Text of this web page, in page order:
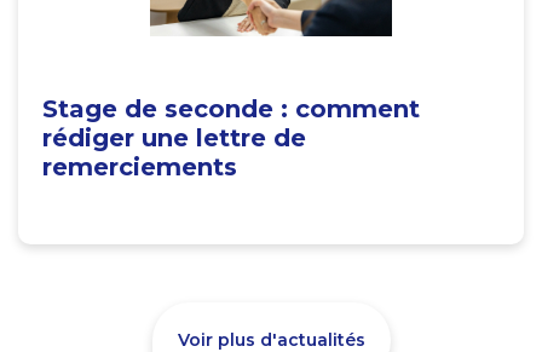
Stage de seconde : comment
rédiger une lettre de
remerciements
Voir plus d'actualités